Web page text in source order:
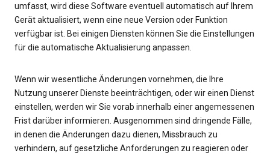
umfasst, wird diese Software eventuell automatisch auf Ihrem
Gerät aktualisiert, wenn eine neue Version oder Funktion
verfügbar ist. Bei einigen Diensten können Sie die Einstellungen
für die automatische Aktualisierung anpassen.
Wenn wir wesentliche Änderungen vornehmen, die Ihre
Nutzung unserer Dienste beeinträchtigen, oder wir einen Dienst
einstellen, werden wir Sie vorab innerhalb einer angemessenen
Frist darüber informieren. Ausgenommen sind dringende Fälle,
in denen die Änderungen dazu dienen, Missbrauch zu
verhindern, auf gesetzliche Anforderungen zu reagieren oder